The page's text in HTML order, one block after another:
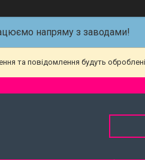
напряму з заводами!
та повідомлення будуть